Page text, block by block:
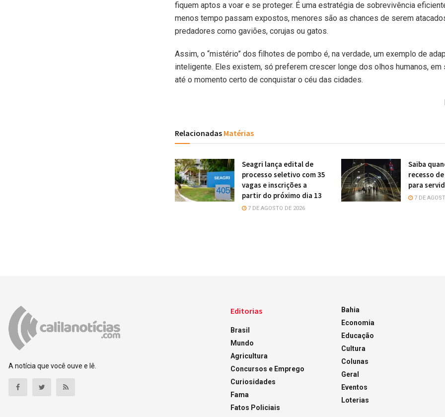
fiquem aptos a voar e se proteger. É uma estratégia de sobrevivência
menos tempo passam expostos, menores são as chances de serem
predadores como gaviões, corujas ou gatos.
Assim, o “mistério” dos filhotes de pombo é, na verdade, um exemplo de
inteligente. Eles existem, só preferem crescer longe dos olhos humanos, em
até o momento certo de conquistar o céu das cidades.
Relacionadas Matérias
Seagri lança edital de
processo seletivo com 35
vagas e inscrições a
partir do próximo dia 13
7 DE AGOSTO DE 2026
Saiba
recesso
para
7 DE
A notícia que você ouve e lê.
Editorias
Brasil
Mundo
Agricultura
Concursos e Emprego
Curiosidades
Fama
Fatos Policiais
Bahia
Economia
Educação
Cultura
Colunas
Geral
Eventos
Loterias